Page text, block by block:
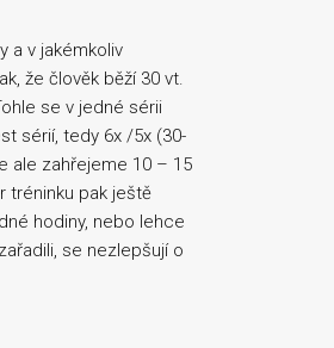
a v jakémkoliv
že člověk běží 30 vt.
se v jedné sérii
sérií, tedy 6x /5x (30-
ale zahřejeme 10 – 15
tréninku pak ještě
hodiny, nebo lehce
se nezlepšují o